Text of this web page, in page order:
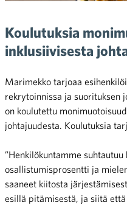
Koulutuksia
inklusiivisesta
Marimekko tarjoaa
rekrytoinnissa ja suorituksen
on koulutettu
johtajuudesta. Koulutuksia
”Henkilökuntamme
osallistumisprosentti ja
saaneet kiitosta
esillä pitämisestä, ja siitä